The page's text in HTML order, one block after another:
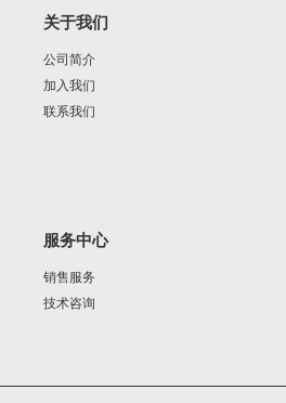
关于我们
公司简介
加入我们
联系我们
服务中心
销售服务
技术咨询